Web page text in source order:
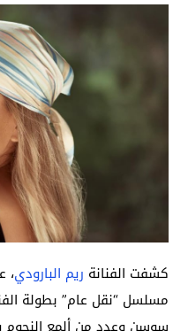
كشفت الفنانة ريم البارودي،
مسلسل “نقل عام” بطولة